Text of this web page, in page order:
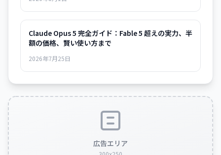
Claude Opus 5 完全ガイド：Fable 5 超えの実力、半
額の価格、賢い使い方まで
2026年7月25日
広告エリア